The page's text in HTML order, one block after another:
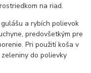
na riad.
a rybích polievok
predovšetkým pre
Pri použití koša v
do polievky